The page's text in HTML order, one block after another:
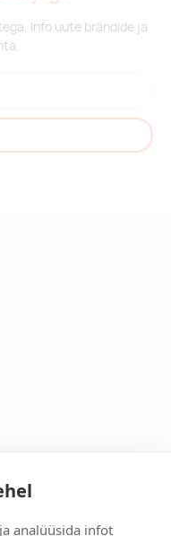
analüüsida infot
Info uute brändide ja